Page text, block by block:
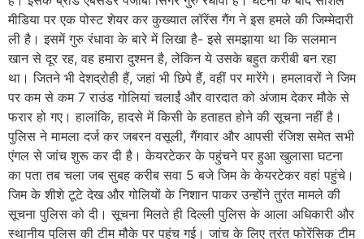
मीडिया पर एक पोस्ट शेयर कर कुख्यात लॉरेंस गैंग ने इस हमले की जिम्मेदारी
ली है। इसमें गुरु रंधावा के बारे में लिखा है- इसे समझाया था कि सलमान
खान से दूर रह, वह हमारा दुश्मन है, लेकिन ये उसके बहुत करीबी बन रहा
था। जितने भी देशद्रोही हैं, जहां भी छिपे हैं, वहीं पर मारेंगे। हमलावरों ने जिम
पर कम से कम 7 राउंड गोलियां चलाईं और वारदात को अंजाम देकर मौके से
फरार हो गए। हालांकि, हादसे में किसी के हताहत होने की सूचना नहीं है।
पुलिस ने मामला दर्ज कर जबरन वसूली, गैंगवार और आपसी रंजिश समेत सभी
एंगल से जांच शुरू कर दी है। केयरटेकर के पहुंचने पर हुआ खुलासा घटना
का पता तब चला जब सुबह करीब सवा 5 बजे जिम के केयरटेकर वहां पहुंचे।
जिम के शीशे टूटे देख और गोलियों के निशान पाकर उन्होंने तुरंत मामले की
सूचना पुलिस को दी। सूचना मिलते ही दिल्ली पुलिस के आला अधिकारी और
स्थानीय पुलिस की टीम मौके पर पहुंच गई। जांच के लिए तुरंत फोरेंसिक टीम